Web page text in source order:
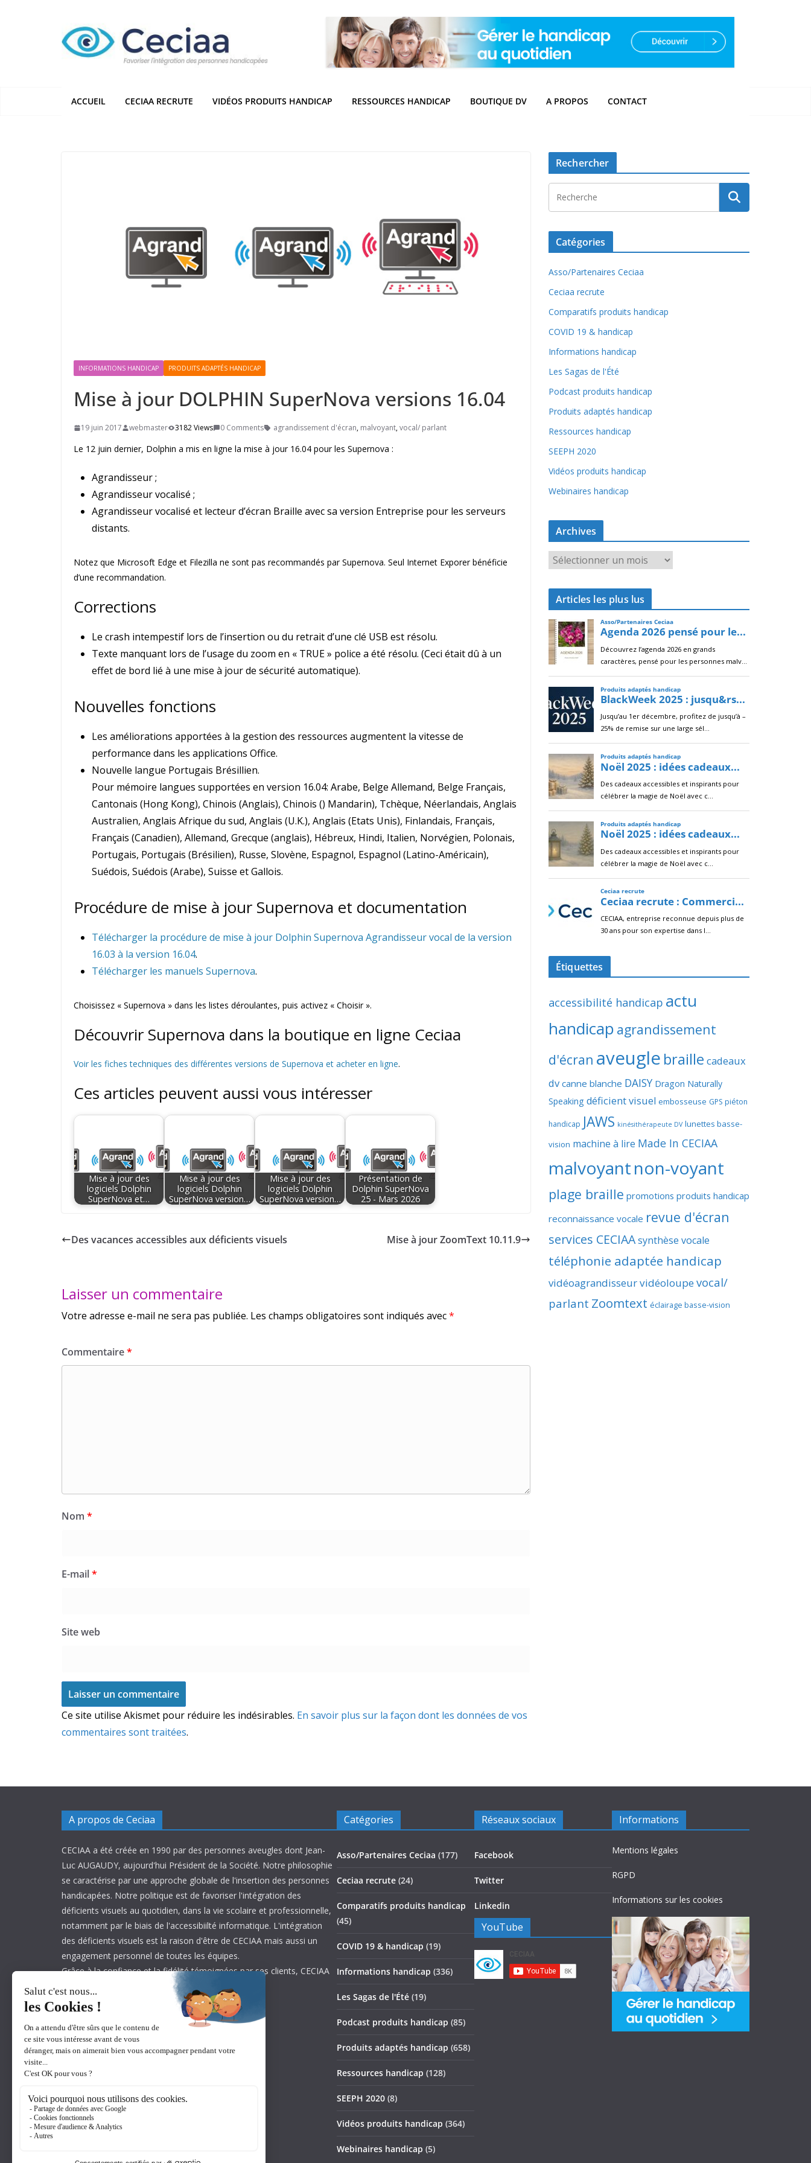
ACCUEIL CECIAA RECRUTE VIDÉOS PRODUITS HANDICAP RESSOURCES HANDICAP BOUTIQUE DV A PROPOS CONTACT
INFORMATIONS HANDICAP PRODUITS ADAPTÉS HANDICAP
Mise à jour DOLPHIN SuperNova versions 16.04
19 juin 2017 webmaster 3182 Views 0 Comments agrandissement d'écran, malvoyant,vocal/ parlant
Le 12 juin dernier, Dolphin a mis en ligne la mise à jour 16.04 pour les Supernova :
Agrandisseur ;
Agrandisseur vocalisé ;
Agrandisseur vocalisé et lecteur d’écran Braille avec sa version Entreprise pour les serveurs
distants.
Notez que Microsoft Edge et Filezilla ne sont pas recommandés par Supernova. Seul Internet Exporer bénéficie
d’une recommandation.
Corrections
Le crash intempestif lors de l’insertion ou du retrait d’une clé USB est résolu.
Texte manquant lors de l’usage du zoom en « TRUE » police a été résolu. (Ceci était dû à un
effet de bord lié à une mise à jour de sécurité automatique).
Nouvelles fonctions
Les améliorations apportées à la gestion des ressources augmentent la vitesse de
performance dans les applications Office.
Nouvelle langue Portugais Brésillien.
Pour mémoire langues supportées en version 16.04: Arabe, Belge Allemand, Belge Français,
Cantonais (Hong Kong), Chinois (Anglais), Chinois () Mandarin), Tchèque, Néerlandais, Anglais
Australien, Anglais Afrique du sud, Anglais (U.K.), Anglais (Etats Unis), Finlandais, Français,
Français (Canadien), Allemand, Grecque (anglais), Hébreux, Hindi, Italien, Norvégien, Polonais,
Portugais, Portugais (Brésilien), Russe, Slovène, Espagnol, Espagnol (Latino-Américain),
Suédois, Suédois (Arabe), Suisse et Gallois.
Procédure de mise à jour Supernova et documentation
Télécharger la procédure de mise à jour Dolphin Supernova Agrandisseur vocal de la version
16.03 à la version 16.04.
Télécharger les manuels Supernova.
Choisissez « Supernova » dans les listes déroulantes, puis activez « Choisir ».
Découvrir Supernova dans la boutique en ligne Ceciaa
Voir les fiches techniques des différentes versions de Supernova et acheter en ligne.
Ces articles peuvent aussi vous intéresser
Mise à jour des
logiciels Dolphin
SuperNova et…
Mise à jour des
logiciels Dolphin
SuperNova version…
Mise à jour des
logiciels Dolphin
SuperNova version…
Présentation de
Dolphin SuperNova
25 - Mars 2026
Des vacances accessibles aux déficients visuels Mise à jour ZoomText 10.11.9
Laisser un commentaire
Votre adresse e-mail ne sera pas publiée. Les champs obligatoires sont indiqués avec*
Commentaire*
Nom *
E-mail*
Site web
Ce site utilise Akismet pour réduire les indésirables. En savoir plus sur la façon dont les données de vos
commentaires sont traitées.
Rechercher
Catégories
Asso/Partenaires Ceciaa
Ceciaa recrute
Comparatifs produits handicap
COVID 19 & handicap
Informations handicap
Les Sagas de l'Été
Podcast produits handicap
Produits adaptés handicap
Ressources handicap
SEEPH 2020
Vidéos produits handicap
Webinaires handicap
Archives
r
c
i
v
e
s
Articles les plus lus
Étiquettes
accessibilité handicap actu
handicap agrandissement
d'écran aveugle braille cadeaux
dv canne blanche DAISY Dragon Naturally
Speaking déficient visuel embosseuse GPS piéton
handicap JAWS kinésithérapeute DV lunettes basse-
vision machine à lire Made In CECIAA
malvoyantnon-voyant
plage braille promotions produits handicap
reconnaissance vocale revue d'écran
services CECIAAsynthèse vocale
téléphonie adaptée handicap
vidéoagrandisseurvidéoloupevocal/
parlant Zoomtext éclairage basse-vision
A propos de Ceciaa
CECIAA a été créée en 1990 par des personnes aveugles dont Jean-
Luc AUGAUDY, aujourd'hui Président de la Société. Notre philosophie
se caractérise par une approche globale de l'insertion des personnes
handicapées. Notre politique est de favoriser l'intégration des
déficients visuels au quotidien, dans la vie scolaire et professionnelle,
notamment par le biais de l'accessibiilté informatique. L'intégration
des déficients visuels est la raison d'être de CECIAA mais aussi un
engagement personnel de toutes les équipes.
Grâce à la confiance et la fidélité témoignées par ses clients, CECIAA
est aujourd’hui leader sur son marché.
Catégories
Asso/Partenaires Ceciaa (177)
Ceciaa recrute (24)
Comparatifs produits handicap
(45)
COVID 19 & handicap (19)
Informations handicap (336)
Les Sagas de l'Été (19)
Podcast produits handicap (85)
Produits adaptés handicap (658)
Ressources handicap (128)
SEEPH 2020 (8)
Vidéos produits handicap (364)
Webinaires handicap (5)
Réseaux sociaux
Facebook
Twitter
Linkedin
YouTube
Informations
Mentions légales
RGPD
Informations sur les cookies